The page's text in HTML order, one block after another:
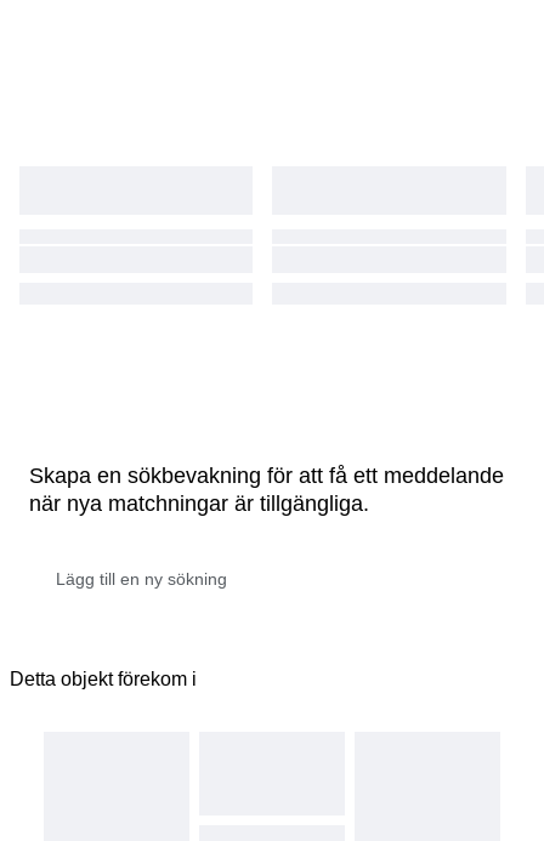
Skapa en sökbevakning för att få ett meddelande
när nya matchningar är tillgängliga.
Detta objekt förekom i